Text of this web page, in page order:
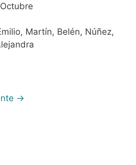
Martín, Belén, Núñez,
→